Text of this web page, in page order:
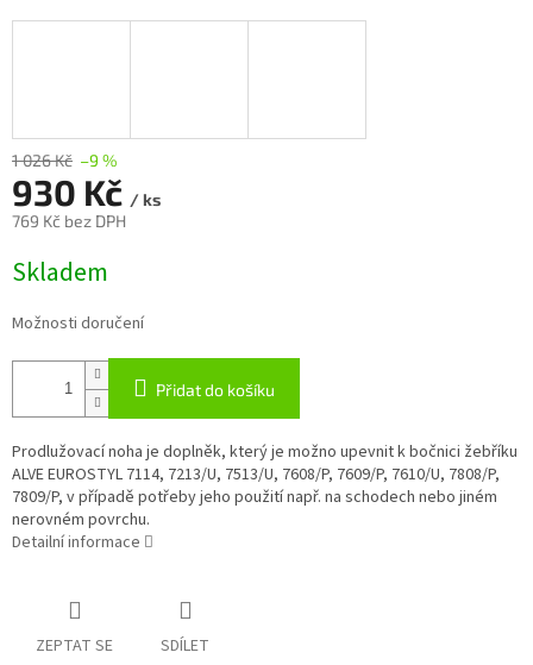
1 026 Kč –9 %
930 Kč / ks
769 Kč bez DPH
cena:
Skladem
Možnosti doručení
Přidat do košíku
Prodlužovací noha je doplněk, který je možno upevnit k bočnici žebříku
ALVE EUROSTYL 7114, 7213/U, 7513/U, 7608/P, 7609/P, 7610/U, 7808/P,
7809/P, v případě potřeby jeho použití např. na schodech nebo jiném
nerovném povrchu.
Detailní informace
ZEPTAT SE SDÍLET